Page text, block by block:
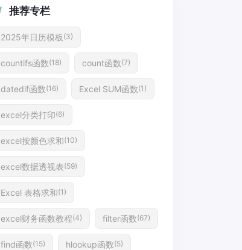
推荐专栏
2025年日历模板 (3)
countifs函数(18) count函数(7)
datedif函数(16) Excel SUM函数(1)
excel分类打印(6)
excel按颜色求和(10)
excel数据透视表(59)
Excel 表格求和(1)
excel财务函数教程(4) filter函数(67)
find函数(15) hlookup函数(5)